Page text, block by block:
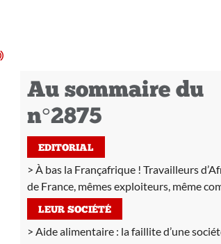
Au sommaire du
n°2875
EDITORIAL
À bas la Françafrique ! Travailleurs
de France, mêmes exploiteurs, même
LEUR SOCIÉTÉ
Aide alimentaire : la faillite d’une